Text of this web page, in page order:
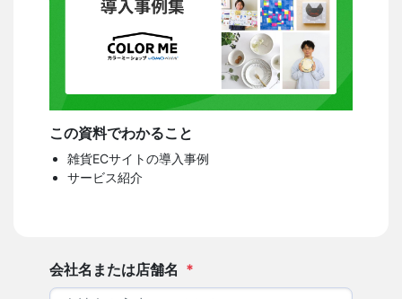
この資料でわかること
雑貨ECサイトの導入事例
サービス紹介
会社名または店舗名 *